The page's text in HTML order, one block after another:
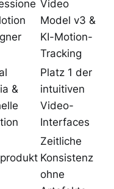
Video
Model v3 &
KI-Motion-
Tracking
&
Platz 1 der
intuitiven
Video-
Interfaces
Zeitliche
Konsistenz
ohne